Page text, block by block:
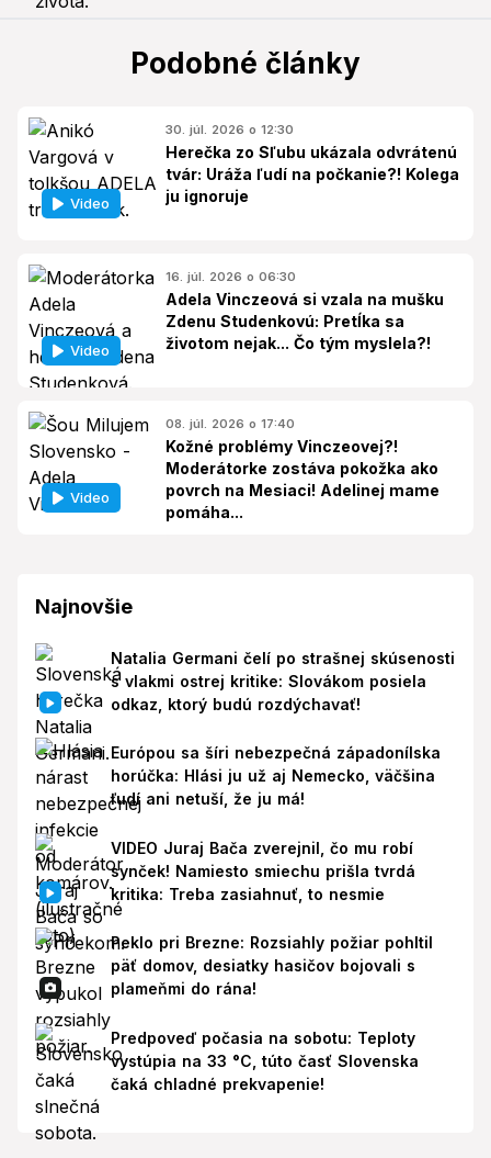
Podobné články
Video
30. júl. 2026 o 12:30
Herečka zo Sľubu ukázala odvrátenú
tvár: Uráža ľudí na počkanie?! Kolega
ju ignoruje
Video
16. júl. 2026 o 06:30
Adela Vinczeová si vzala na mušku
Zdenu Studenkovú: Pretĺka sa
životom nejak... Čo tým myslela?!
Video
08. júl. 2026 o 17:40
Kožné problémy Vinczeovej?!
Moderátorke zostáva pokožka ako
povrch na Mesiaci! Adelinej mame
pomáha...
Najnovšie
Natalia Germani čelí po strašnej skúsenosti
s vlakmi ostrej kritike: Slovákom posiela
odkaz, ktorý budú rozdýchavať!
Európou sa šíri nebezpečná západonílska
horúčka: Hlási ju už aj Nemecko, väčšina
ľudí ani netuší, že ju má!
VIDEO Juraj Bača zverejnil, čo mu robí
synček! Namiesto smiechu prišla tvrdá
kritika: Treba zasiahnuť, to nesmie
Peklo pri Brezne: Rozsiahly požiar pohltil
päť domov, desiatky hasičov bojovali s
plameňmi do rána!
Predpoveď počasia na sobotu: Teploty
vystúpia na 33 °C, túto časť Slovenska
čaká chladné prekvapenie!